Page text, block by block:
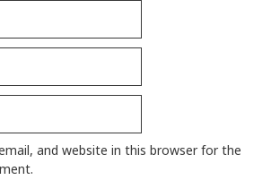
and website in this browser for the